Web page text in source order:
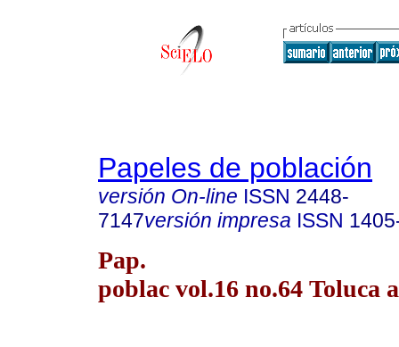
Papeles de población
versión On-line ISSN 2448-
7147versión impresa ISSN
Pap.
poblac vol.16 no.64 Toluca